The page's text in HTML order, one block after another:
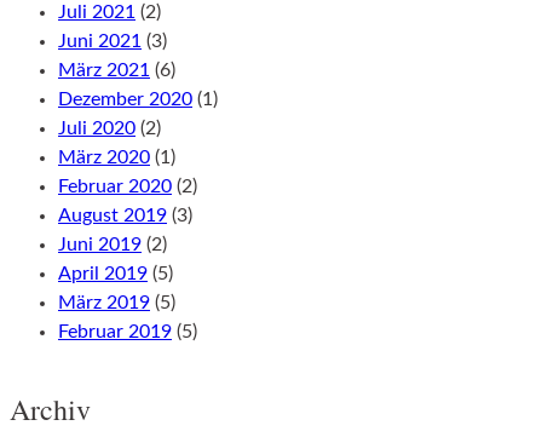
Juli 2021 (2)
Juni 2021 (3)
März 2021 (6)
Dezember 2020 (1)
Juli 2020 (2)
März 2020 (1)
Februar 2020 (2)
August 2019 (3)
Juni 2019 (2)
April 2019 (5)
März 2019 (5)
Februar 2019 (5)
Archiv